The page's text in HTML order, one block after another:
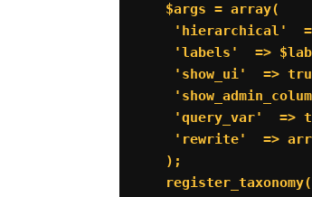
    $args = array(
'hierarchical'
'labels'  =>
'show_ui'  =>
'query_var'  =>
'rewrite'  =>
    );